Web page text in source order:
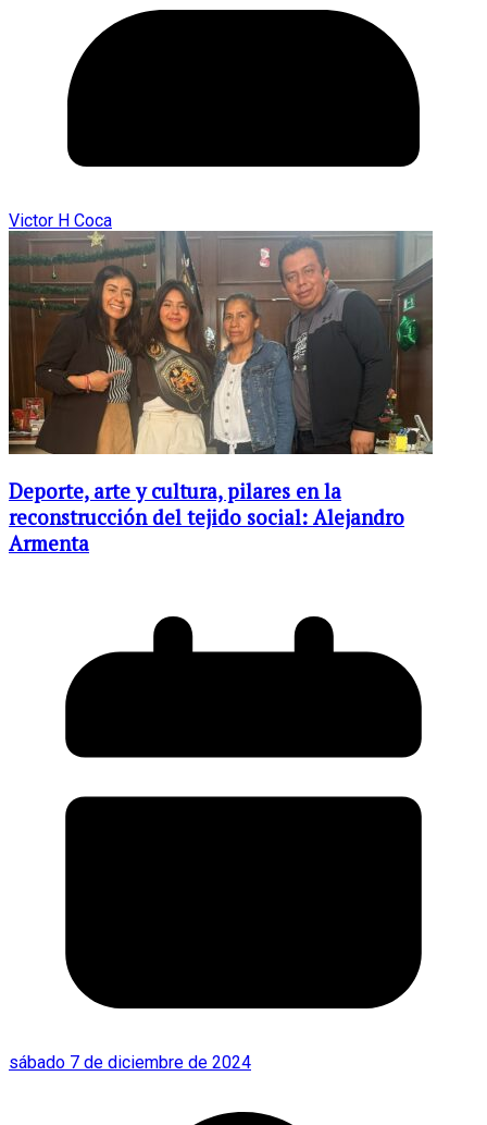
Victor H Coca
Deporte, arte y cultura, pilares en la
reconstrucción del tejido social: Alejandro
Armenta
sábado 7 de diciembre de 2024